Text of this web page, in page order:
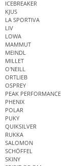
ICEBREAKER
KJUS
LA SPORTIVA
LIV
LOWA
MAMMUT
MEINDL
MILLET
O'NEILL
ORTLIEB
OSPREY
PEAK PERFORMANCE
PHENIX
POLAR
PUKY
QUIKSILVER
RUKKA
SALOMON
SCHÖFFEL
SKINY